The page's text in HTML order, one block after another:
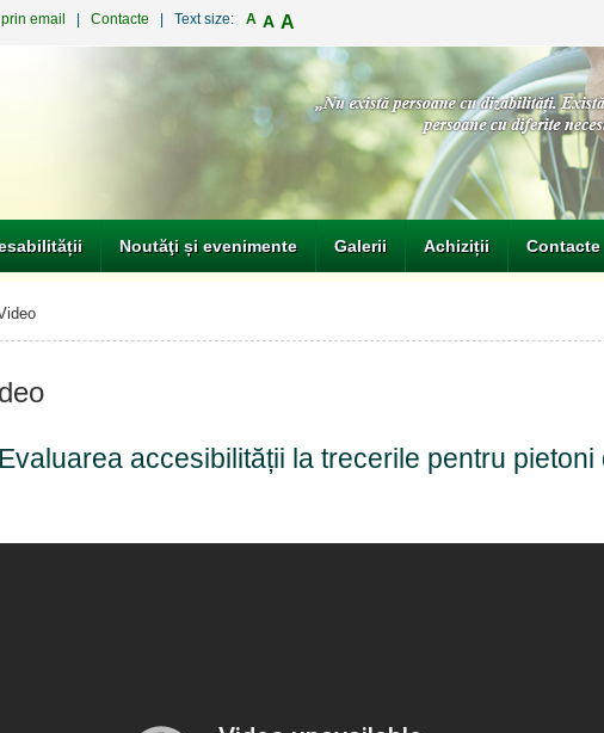
email Contacte | Text size: A A A
Noutăţi și evenimente Galerii Achiziții Contacte
accesibilității la trecerile pentru pietoni